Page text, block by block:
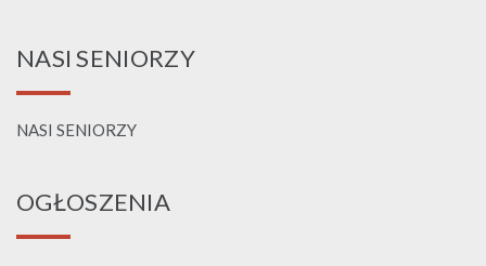
NASI SENIORZY
NASI SENIORZY
OGŁOSZENIA